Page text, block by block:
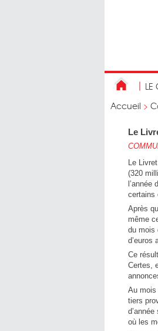
LE
Accueil >
Le
Le
(320
certains
Après
même
du mois
d’euros
Ce
Certes,
Au mois
tiers
où les